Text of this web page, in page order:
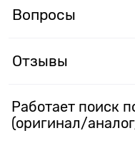
Вопросы
Отзывы
Работает поиск
(оригинал/